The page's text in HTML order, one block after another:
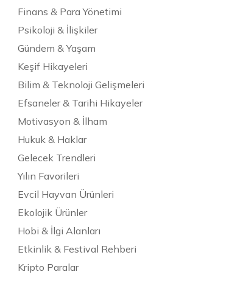
Finans & Para Yönetimi
Psikoloji & İlişkiler
Gündem & Yaşam
Keşif Hikayeleri
Bilim & Teknoloji Gelişmeleri
Efsaneler & Tarihi Hikayeler
Motivasyon & İlham
Hukuk & Haklar
Gelecek Trendleri
Yılın Favorileri
Evcil Hayvan Ürünleri
Ekolojik Ürünler
Hobi & İlgi Alanları
Etkinlik & Festival Rehberi
Kripto Paralar